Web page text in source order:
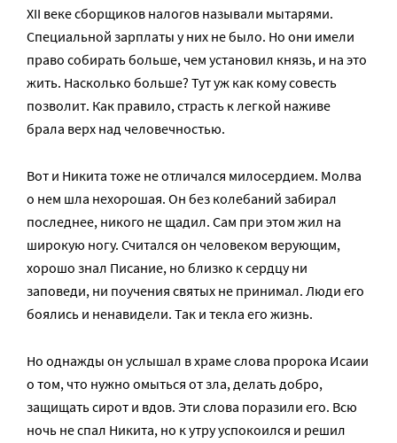
XII веке сборщиков налогов называли мытарями.
Специальной зарплаты у них не было. Но они имели
право собирать больше, чем установил князь, и на это
жить. Насколько больше? Тут уж как кому совесть
позволит. Как правило, страсть к легкой наживе
брала верх над человечностью.
Вот и Никита тоже не отличался милосердием. Молва
о нем шла нехорошая. Он без колебаний забирал
последнее, никого не щадил. Сам при этом жил на
широкую ногу. Считался он человеком верующим,
хорошо знал Писание, но близко к сердцу ни
заповеди, ни поучения святых не принимал. Люди его
боялись и ненавидели. Так и текла его жизнь.
Но однажды он услышал в храме слова пророка Исаии
о том, что нужно омыться от зла, делать добро,
защищать сирот и вдов. Эти слова поразили его. Всю
ночь не спал Никита, но к утру успокоился и решил